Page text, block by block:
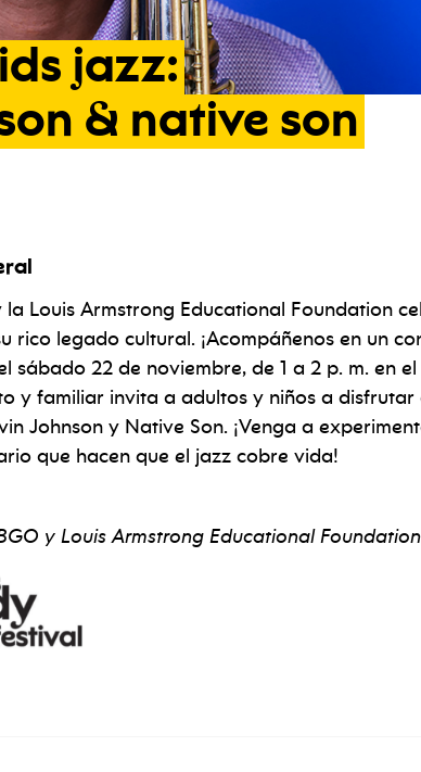
jazz:
& native son
la Louis Armstrong Educational Foundation
rico legado cultural. ¡Acompáñenos en un
sábado 22 de noviembre, de 1 a 2 p. m. en
y familiar invita a adultos y niños a
Johnson y Native Son. ¡Venga a
que hacen que el jazz cobre vida!
y Louis Armstrong Educational Foundation